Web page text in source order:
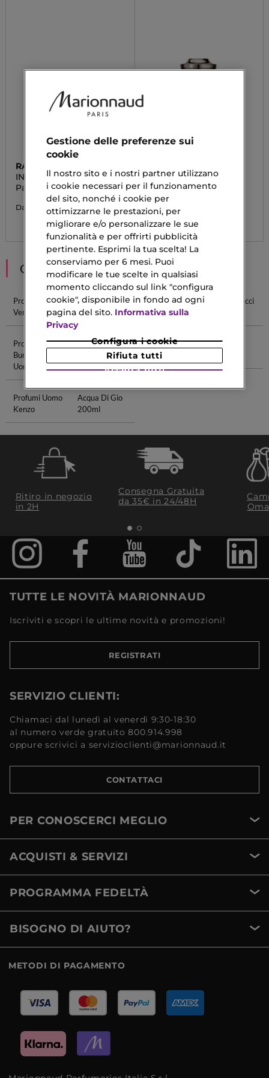
RABANNE
INVICTUS VICTORY
ELIXIR
Parfum Intense
Da 109,13 €
INVICTUS
Invictus After Shave
Lotion
87,90 €
CONSIGLIATI PER TE
Profumi Uomo
Versace
Profumi Uomo
Prada
Crema Viso
Per Uomo
Profumi Gucci
Profumi
Burberry
Uomo
Illuminante
Yves Saint
Laurent
Essence
Mascara
Rossetto
Profumi Uomo
Kenzo
Acqua Di Gio
200ml
Ritiro in negozio
in 2H
Consegna Gratuita
da 35€​ in 24/48H
TUTTE LE NOVITÀ MARIONNAUD
Iscriviti e scopri le ultime novità e promozioni!
REGISTRATI
SERVIZIO CLIENTI:
Chiamaci dal lunedì al venerdì 9:30-18:30
al numero verde gratuito 800.914.998
oppure scrivici a servizioclienti@marionnaud.it
CONTATTACI
PER CONOSCERCI MEGLIO
ACQUISTI & SERVIZI
PROGRAMMA FEDELTÀ
BISOGNO DI AIUTO?
METODI DI PAGAMENTO
Gestione delle preferenze sui
cookie
Il nostro sito e i nostri partner utilizzano
i cookie necessari per il funzionamento
del sito, nonché i cookie per
ottimizzarne le prestazioni, per
migliorare e/o personalizzare le sue
funzionalità e per offrirti pubblicità
pertinente. Esprimi la tua scelta! La
conserviamo per 6 mesi. Puoi
modificare le tue scelte in qualsiasi
momento cliccando sul link "configura
cookie", disponibile in fondo ad ogni
pagina del sito. Informativa sulla
Privacy
Configura i cookie
Rifiuta tutti
Accetta tutti